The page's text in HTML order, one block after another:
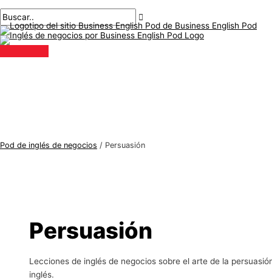
al
contenido
principal
Pod de inglés de negocios / Persuasión
Persuasión
Lecciones de inglés de negocios sobre el arte de la
inglés.
de
publicaciones
T
e
m
a
B
u
s
c